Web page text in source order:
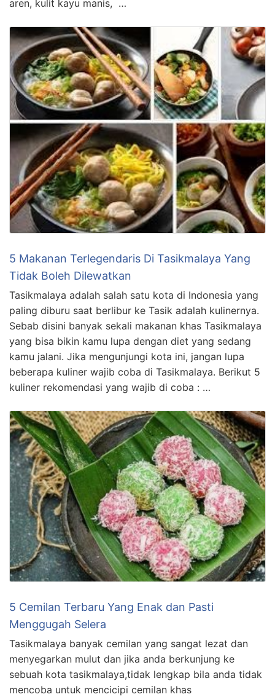
aren, kulit kayu manis, …
5 Makanan Terlegendaris Di Tasikmalaya Yang
Tidak Boleh Dilewatkan
Tasikmalaya adalah salah satu kota di Indonesia yang
paling diburu saat berlibur ke Tasik adalah kulinernya.
Sebab disini banyak sekali makanan khas Tasikmalaya
yang bisa bikin kamu lupa dengan diet yang sedang
kamu jalani. Jika mengunjungi kota ini, jangan lupa
beberapa kuliner wajib coba di Tasikmalaya. Berikut 5
kuliner rekomendasi yang wajib di coba : …
5 Cemilan Terbaru Yang Enak dan Pasti
Menggugah Selera
Tasikmalaya banyak cemilan yang sangat lezat dan
menyegarkan mulut dan jika anda berkunjung ke
sebuah kota tasikmalaya,tidak lengkap bila anda tidak
mencoba untuk mencicipi cemilan khas